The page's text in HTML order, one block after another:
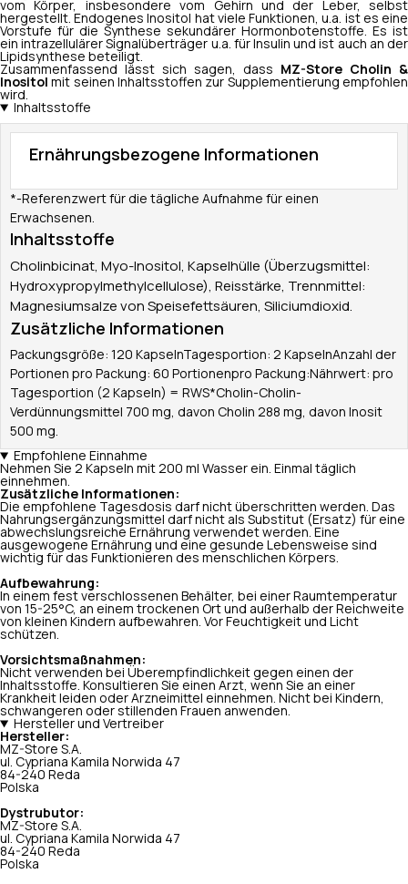
vom Körper, insbesondere vom Gehirn und der Leber, selbst
hergestellt. Endogenes Inositol hat viele Funktionen, u.a. ist es eine
Vorstufe für die Synthese sekundärer Hormonbotenstoffe. Es ist
ein intrazellulärer Signalüberträger u.a. für Insulin und ist auch an der
Lipidsynthese beteiligt.
Zusammenfassend lässt sich sagen, dass
MZ-Store Cholin &
Inositolmit seinen Inhaltsstoffen zur Supplementierung empfohlen
wird.
Inhaltsstoffe
Ernährungsbezogene Informationen
*-Referenzwert für die tägliche Aufnahme für einen
Erwachsenen.
Inhaltsstoffe
Cholinbicinat, Myo-Inositol, Kapselhülle (Überzugsmittel:
Hydroxypropylmethylcellulose), Reisstärke, Trennmittel:
Magnesiumsalze von Speisefettsäuren, Siliciumdioxid.
Zusätzliche Informationen
Packungsgröße: 120 KapselnTagesportion: 2 KapselnAnzahl der
Portionen pro Packung: 60 Portionenpro Packung:Nährwert: pro
Tagesportion (2 Kapseln) = RWS*Cholin-Cholin-
Verdünnungsmittel 700 mg, davon Cholin 288 mg, davon Inosit
500 mg.
Empfohlene Einnahme
Nehmen Sie 2 Kapseln mit 200 ml Wasser ein. Einmal täglich
einnehmen.
Zusätzliche Informationen:
Die empfohlene Tagesdosis darf nicht überschritten werden. Das
Nahrungsergänzungsmittel darf nicht als Substitut (Ersatz) für eine
abwechslungsreiche Ernährung verwendet werden. Eine
ausgewogene Ernährung und eine gesunde Lebensweise sind
wichtig für das Funktionieren des menschlichen Körpers.
Aufbewahrung:
In einem fest verschlossenen Behälter, bei einer Raumtemperatur
von 15-25°C, an einem trockenen Ort und außerhalb der Reichweite
von kleinen Kindern aufbewahren. Vor Feuchtigkeit und Licht
schützen.
Vorsichtsmaßnahmen:
Nicht verwenden bei Überempfindlichkeit gegen einen der
Inhaltsstoffe. Konsultieren Sie einen Arzt, wenn Sie an einer
Krankheit leiden oder Arzneimittel einnehmen. Nicht bei Kindern,
schwangeren oder stillenden Frauen anwenden.
Hersteller und Vertreiber
Hersteller:
MZ-Store S.A.
ul. Cypriana Kamila Norwida 47
84-240 Reda
Polska
Dystrubutor:
MZ-Store S.A.
ul. Cypriana Kamila Norwida 47
84-240 Reda
Polska